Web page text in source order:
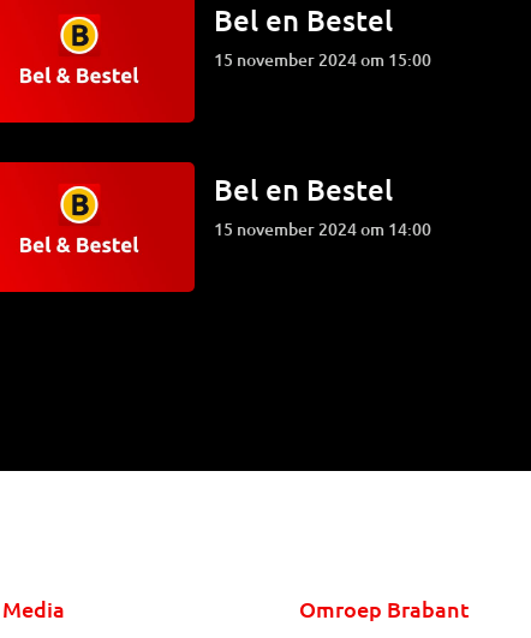
Bel en Bestel
15 november 2024 om 15:00
Bel en Bestel
15 november 2024 om 14:00
Media Omroep Brabant